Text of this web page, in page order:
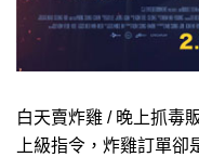
白天賣炸雞 / 晚上抓毒
上級指令，炸雞訂單卻